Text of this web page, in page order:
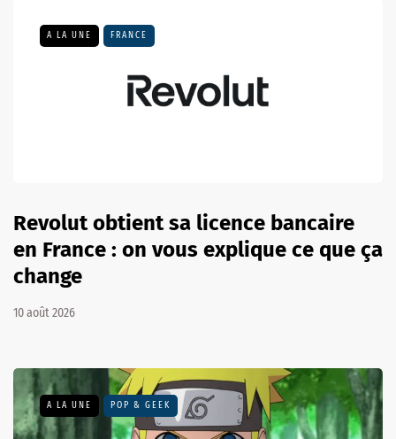
A LA UNE FRANCE
Revolut obtient sa licence bancaire
en France : on vous explique ce que ça
change
10 août 2026
A LA UNE POP & GEEK